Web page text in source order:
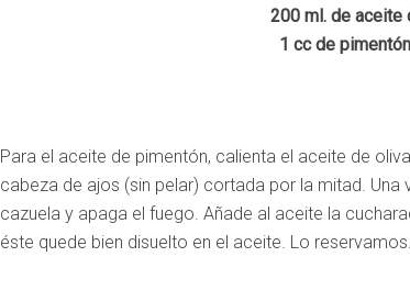
200 ml. de aceite
1 cc de
Para el aceite de pimentón, calienta el aceite de
cabeza de ajos (sin pelar) cortada por la mitad.
cazuela y apaga el fuego. Añade al aceite la
éste quede bien disuelto en el aceite. Lo reservamos.